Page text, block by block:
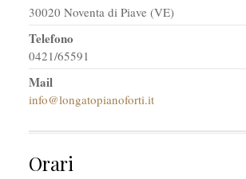
30020 Noventa di Piave (VE)
Telefono
0421/65591
Mail
info@longatopianoforti.it
Orari